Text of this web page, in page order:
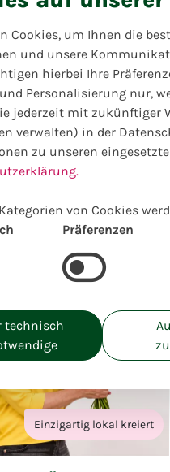
Auswahl
ab:
Einzigartig lokal kreiert
Cookies, um Ihnen die
und unsere
hierbei Ihre
Personalisierung nur,
jederzeit mit zukünftiger
verwalten) in der
zu unseren
von Cookies
Präferenzen
technisch